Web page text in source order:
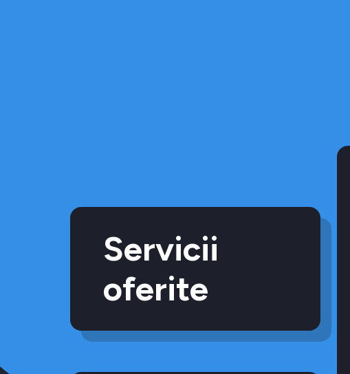
Servicii
oferite